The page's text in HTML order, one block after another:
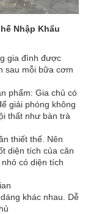
Nhập Khẩu
gia đình được
sau mỗi bữa cơm
phẩm: Gia chủ có
giải phóng không
thất như bàn trà
thiết thế. Nên
diện tích của căn
có diện tích
khác nhau. Dễ